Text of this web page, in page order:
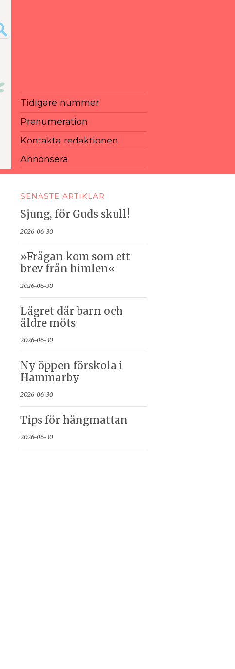
Tidigare nummer
Prenumeration
Kontakta redaktionen
Annonsera
SENASTE ARTIKLAR
Sjung, för Guds skull!
2026-06-30
»Frågan kom som ett
brev från himlen«
2026-06-30
Lägret där barn och
äldre möts
2026-06-30
Ny öppen förskola i
Hammarby
2026-06-30
Tips för hängmattan
2026-06-30